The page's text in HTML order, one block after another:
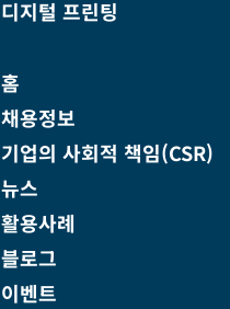
디지털 프린팅
홈
채용정보
기업의 사회적 책임(CSR)
뉴스
활용사례
블로그
이벤트